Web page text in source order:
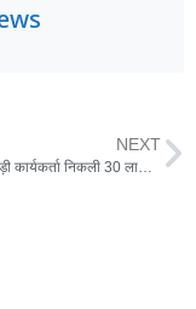
NEXT
MP : आंगनवाड़ी कार्यकर्ता निकली 30 लाख की आसामी